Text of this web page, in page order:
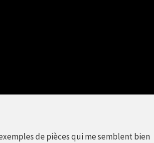
de pièces qui me semblent bien